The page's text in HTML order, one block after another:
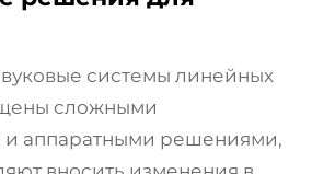
системы линейных
сложными
аппаратными решениями,